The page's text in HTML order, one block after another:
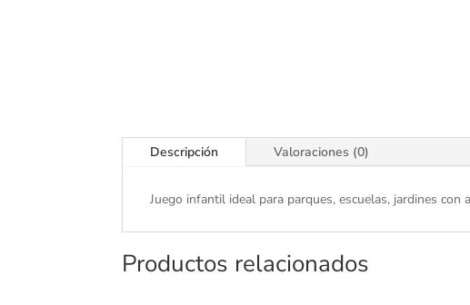
Descripción Valoraciones (0)
Juego infantil ideal para parques, escuelas, jardines
Productos relacionados